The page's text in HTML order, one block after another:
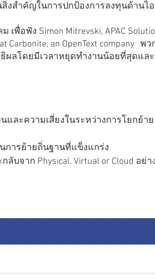
งสำคัญในการปกป้องการลงทุนด้านไ
Carbonite, an OpenText company   พว
ผลโดยมีเวลาหยุดทำงานน้อยที่สุดและ
ละความเสี่ยงในระหว่างการโยกย้าย
การย้ายถิ่นฐานที่แข็งแกร่ง
จาก Physical, Virtual or Cloud อย่า